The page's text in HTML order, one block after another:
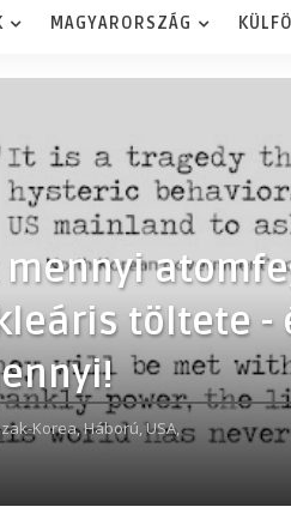
MAGYARORSZÁG
töltete
Korea,Háború,USA,